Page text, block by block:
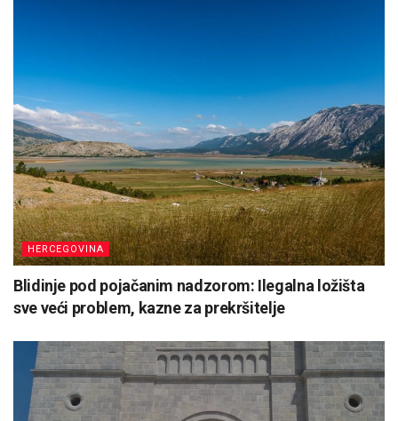
HERCEGOVINA
Blidinje pod pojačanim nadzorom: Ilegalna ložišta
sve veći problem, kazne za prekršitelje